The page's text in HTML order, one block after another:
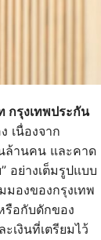
กรุงเทพประกัน
เนื่องจาก
ล้านคน และคาด
อย่างเต็มรูปแบบ
องของกรุงเทพ
รือกับดักของ
เงินที่เตรียมไว้